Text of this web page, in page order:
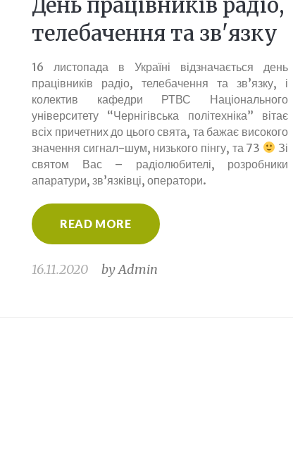
телебачення та зв'язку
16 листопада в Україні відзначається день
працівників радіо, телебачення та зв’язку, і
колектив кафедри РТВС Національного
університету “Чернігівська політехніка” вітає
всіх причетних до цього свята, та бажає високого
значення сигнал-шум, низького пінгу, та 73
Зі
святом Вас – радіолюбителі, розробники
апаратури, зв’язківці, оператори.
READ MORE
16.11.2020 byAdmin